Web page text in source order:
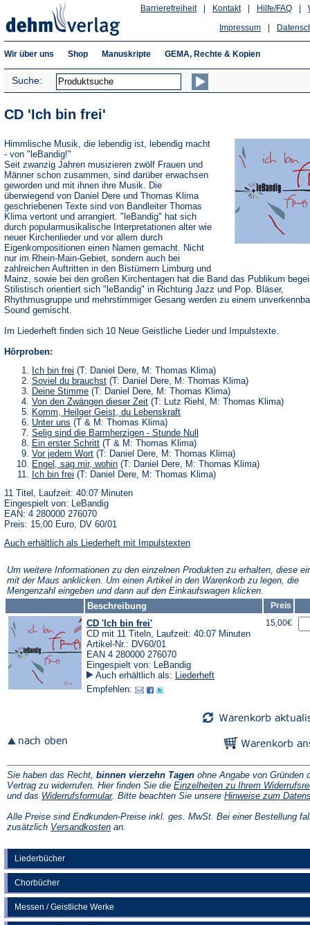
Hilfe/FAQ
Kontakt
Barrierefreiheit
Impressum
Wir über uns Shop Manuskripte GEMA, Rechte & Kopien
Suche:
Liederbücher
Chorbücher
Messen / Geistliche Werke
CD 'Ich bin frei'
Himmlische Musik, die lebendig ist, lebendig macht
- von "leBandig!"
Seit zwanzig Jahren musizieren zwölf Frauen und
Männer schon zusammen, sind darüber erwachsen
geworden und mit ihnen ihre Musik. Die
überwiegend von Daniel Dere und Thomas Klima
geschriebenen Texte sind von Bandleiter Thomas
Klima vertont und arrangiert. "leBandig" hat sich
durch popularmusikalische Interpretationen alter wie
neuer Kirchenlieder und vor allem durch
Eigenkompositionen einen Namen gemacht. Nicht
nur im Rhein-Main-Gebiet, sondern auch bei
zahlreichen Auftritten in den Bistümern Limburg und
Mainz, sowie bei den großen Kirchentagen hat die Band das Publikum
Stilistisch orientiert sich "leBandig" in Richtung Jazz und Pop. Bläser,
Rhythmusgruppe und mehrstimmiger Gesang werden zu einem
Sound gemischt.
Im Liederheft finden sich 10 Neue Geistliche Lieder und Impulstexte.
Hörproben:
Ich bin frei (T: Daniel Dere, M: Thomas Klima)
Soviel du brauchst (T: Daniel Dere, M: Thomas Klima)
Deine Stimme (T: Daniel Dere, M: Thomas Klima)
Von den Zwängen dieser Zeit (T: Lutz Riehl, M: Thomas Klima)
Komm, Heilger Geist, du Lebenskraft
Unter uns (T & M: Thomas Klima)
Selig sind die Barmherzigen - Stunde Null
Ein erster Schritt (T & M: Thomas Klima)
Vor jedem Wort (T: Daniel Dere, M: Thomas Klima)
Engel, sag mir, wohin (T: Daniel Dere, M: Thomas Klima)
Ich bin frei (T: Daniel Dere, M: Thomas Klima)
11 Titel, Laufzeit: 40:07 Minuten
Eingespielt von: LeBandig
EAN: 4 280000 276070
Preis: 15,00 Euro, DV 60/01
Auch erhältlich als Liederheft mit Impulstexten
Um weitere Informationen zu den einzelnen Produkten zu erhalten, diese
mit der Maus anklicken. Um einen Artikel in den Warenkorb zu legen, die
Mengenzahl eingeben und dann auf den Einkaufswagen klicken.
Beschreibung
Preis
CD 'Ich bin frei'
CD mit 11 Titeln, Laufzeit: 40:07 Minuten
Artikel-Nr.: DV60/01
EAN 4 280000 276070
Eingespielt von: LeBandig
Auch erhältlich als: Liederheft
Empfehlen:
15,00€
Sie haben das Recht, binnen vierzehn Tagen ohne Angabe von Gründen
Vertrag zu widerrufen. Hier finden Sie die Einzelheiten zu Ihrem
und das Widerrufsformular(Öffnet
einem
neuen
. Bitte beachten Sie unsere Hinweise zum
Alle Preise sind Endkunden-Preise inkl. ges. MwSt. Bei einer Bestellung
zusätzlich Versandkosten(Öffnet
an.